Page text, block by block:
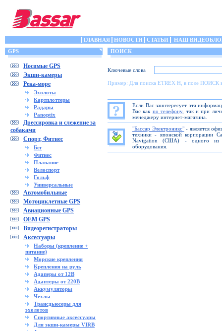
ГЛАВНАЯ НОВОСТИ СТАТЬИ
НАШ
GPS
Носимые GPS
Экшн-камеры
Река-море
Эхолоты
Картплоттеры
Радары
Panoptix
Дрессировка и слежение за
собаками
Спорт, Фитнес
Бег
Фитнес
Плавание
Велоспорт
Гольф
Универсальные
Автомобильные
Мотоциклетные GPS
Авиационные GPS
OEM GPS
Видеорегистраторы
Аксессуары
Наборы (крепление +
питание)
Морские крепления
Крепления на руль
Адаперы от 12В
Адаптеры от 220В
Аккумуляторы
Чехлы
Трансдьюсеры для
эхолотов
Спортивные аксессуары
Для экшн-камеры VIRB
ПОИСК
Ключевые слова
Пример: Для поиска ETREX H, в поле ПОИСК
Если Вас заинтересует эта
Вас как по телефону, так и при
менеджеру интернет-магазина.
"Бассар Электроникс"- является
техники - японской корпорации
Navigation (США) - одного из
оборудования.